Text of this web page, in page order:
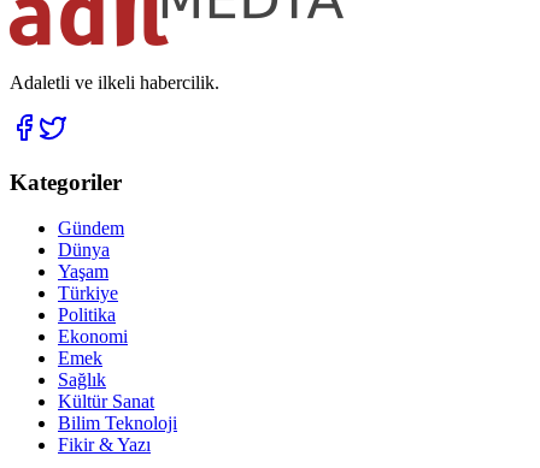
Adaletli ve ilkeli habercilik.
Kategoriler
Gündem
Dünya
Yaşam
Türkiye
Politika
Ekonomi
Emek
Sağlık
Kültür Sanat
Bilim Teknoloji
Fikir & Yazı